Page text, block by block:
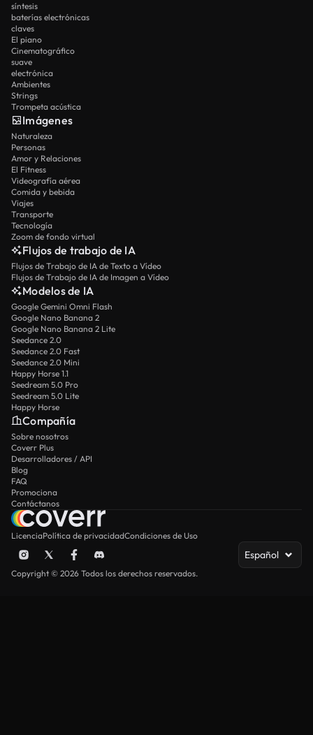
síntesis
baterías electrónicas
claves
El piano
Cinematográfico
suave
electrónica
Ambientes
Strings
Trompeta acústica
Imágenes
Naturaleza
Personas
Amor y Relaciones
El Fitness
Videografía aérea
Comida y bebida
Viajes
Transporte
Tecnología
Zoom de fondo virtual
Flujos de trabajo de IA
Flujos de Trabajo de IA de Texto a Vídeo
Flujos de Trabajo de IA de Imagen a Vídeo
Modelos de IA
Google Gemini Omni Flash
Google Nano Banana 2
Google Nano Banana 2 Lite
Seedance 2.0
Seedance 2.0 Fast
Seedance 2.0 Mini
Happy Horse 1.1
Seedream 5.0 Pro
Seedream 5.0 Lite
Happy Horse
Compañía
Sobre nosotros
Coverr Plus
Desarrolladores / API
Blog
FAQ
Promociona
Contáctanos
LicenciaPolítica de privacidadCondiciones de Uso
Español
Copyright © 2026 Todos los derechos reservados.